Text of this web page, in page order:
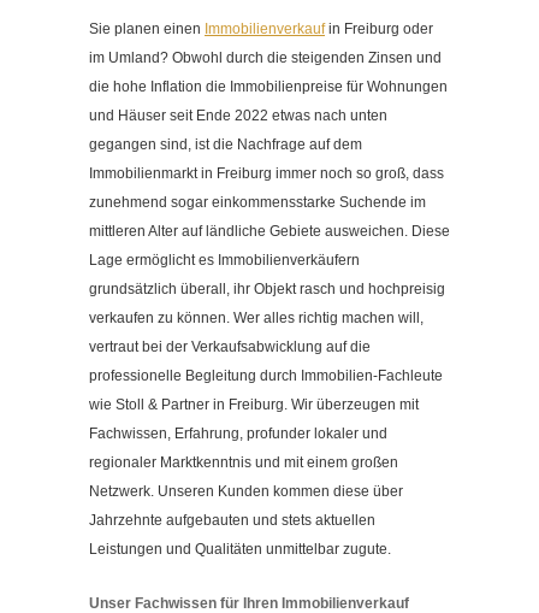
Online-Service
Stellenangebote
Kontakt
Datenschutzerklärung
Cookieeinstellungen ändern
Sie planen einen Immobilienverkaufin Freiburg oder
im Umland? Obwohl durch die steigenden Zinsen und
die hohe Inflation die Immobilienpreise für Wohnungen
und Häuser seit Ende 2022 etwas nach unten
gegangen sind, ist die Nachfrage auf dem
Immobilienmarkt in Freiburg immer noch so groß, dass
zunehmend sogar einkommensstarke Suchende im
mittleren Alter auf ländliche Gebiete ausweichen. Diese
Lage ermöglicht es Immobilienverkäufern
grundsätzlich überall, ihr Objekt rasch und hochpreisig
verkaufen zu können. Wer alles richtig machen will,
vertraut bei der Verkaufsabwicklung auf die
professionelle Begleitung durch Immobilien-Fachleute
wie Stoll & Partner in Freiburg. Wir überzeugen mit
Fachwissen, Erfahrung, profunder lokaler und
regionaler Marktkenntnis und mit einem großen
Netzwerk. Unseren Kunden kommen diese über
Jahrzehnte aufgebauten und stets aktuellen
Leistungen und Qualitäten unmittelbar zugute.
Unser Fachwissen für Ihren Immobilienverkauf